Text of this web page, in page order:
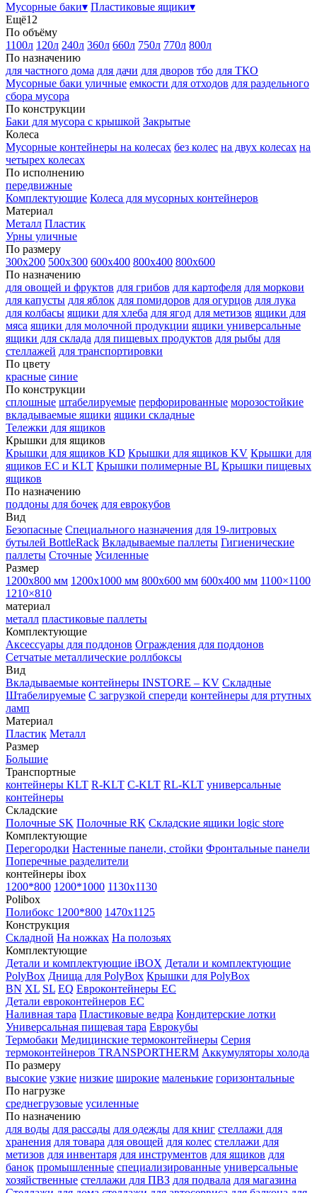
Мусорные баки▾ Пластиковые ящики▾
Ещё12
По объёму
1100л 120л 240л 360л 660л 750л 770л 800л
По назначению
для частного дома для дачи для дворов тбо для ТКО
Мусорные баки уличные емкости для отходов для раздельного
сбора мусора
По конструкции
Баки для мусора с крышкой Закрытые
Колеса
Мусорные контейнеры на колесах без колес на двух колесах на
четырех колесах
По исполнению
передвижные
Комплектующие Колеса для мусорных контейнеров
Материал
Металл Пластик
Урны уличные
По размеру
300х200 500х300 600х400 800х400 800х600
По назначению
для овощей и фруктов для грибов для картофеля для моркови
для капусты для яблок для помидоров для огурцов для лука
для колбасы ящики для хлеба для ягод для метизов ящики для
мяса ящики для молочной продукции ящики универсальные
ящики для склада для пищевых продуктов для рыбы для
стеллажей для транспортировки
По цвету
красные синие
По конструкции
сплошные штабелируемые перфорированные морозостойкие
вкладываемые ящики ящики складные
Тележки для ящиков
Крышки для ящиков
Крышки для ящиков KD Крышки для ящиков KV Крышки для
ящиков EC и KLT Крышки полимерные BL Крышки пищевых
ящиков
По назначению
поддоны для бочек для еврокубов
Вид
Безопасные Специального назначения для 19-литровых
бутылей BottleRack Вкладываемые паллеты Гигиенические
паллеты Сточные Усиленные
Размер
1200х800 мм 1200х1000 мм 800х600 мм 600х400 мм 1100×1100
1210×810
материал
металл пластиковые паллеты
Комплектующие
Аксессуары для поддонов Ограждения для поддонов
Сетчатые металлические роллбоксы
Вид
Вкладываемые контейнеры INSTORE – KV Складные
Штабелируемые С загрузкой спереди контейнеры для ртутных
ламп
Материал
Пластик Металл
Размер
Большие
Транспортные
контейнеры KLT R-KLT C-KLT RL-KLT универсальные
контейнеры
Складские
Полочные SK Полочные RK Складские ящики logic store
Комплектующие
Перегородки Настенные панели, стойки Фронтальные панели
Поперечные разделители
контейнеры ibox
1200*800 1200*1000 1130x1130
Polibox
Полибокс 1200*800 1470х1125
Конструкция
Складной На ножках На полозьях
Комплектующие
Детали и комплектующие iBOX Детали и комплектующие
PolyBox Днища для PolyBox Крышки для PolyBox
BN XL SL EQ Евроконтейнеры EC
Детали евроконтейнеров EC
Наливная тара Пластиковые ведра Кондитерские лотки
Универсальная пищевая тара Еврокубы
Термобаки Медицинские термоконтейнеры Серия
термоконтейнеров TRANSPORTHERM Аккумуляторы холода
По размеру
высокие узкие низкие широкие маленькие горизонтальные
По нагрузке
среднегрузовые усиленные
По назначению
для воды для рассады для одежды для книг стеллажи для
хранения для товара для овощей для колес стеллажи для
метизов для инвентаря для инструментов для ящиков для
банок промышленные специализированные универсальные
хозяйственные стеллажи для ПВЗ для подвала для магазина